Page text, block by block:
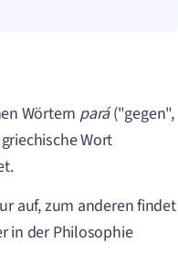
Wörtern pará("gegen",
Wort
auf, zum anderen findet
in der Philosophie